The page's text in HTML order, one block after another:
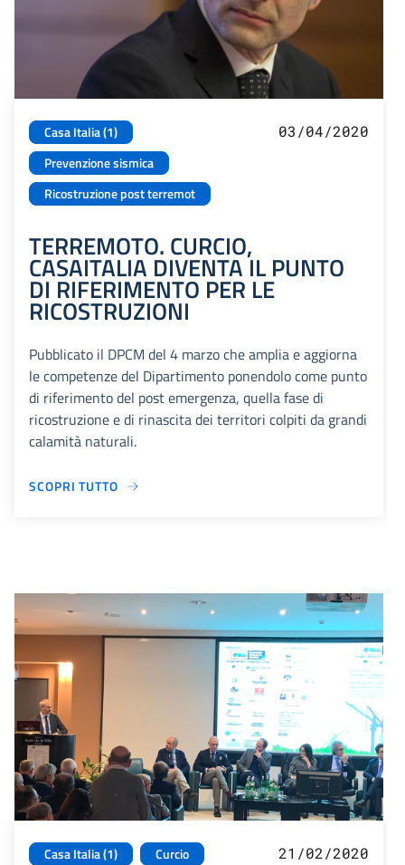
Casa Italia (1)
Prevenzione sismica
Ricostruzione post terremot
03/04/2020
TERREMOTO. CURCIO,
CASAITALIA DIVENTA IL PUNTO
DI RIFERIMENTO PER LE
RICOSTRUZIONI
Pubblicato il DPCM del 4 marzo che amplia e aggiorna
le competenze del Dipartimento ponendolo come punto
di riferimento del post emergenza, quella fase di
ricostruzione e di rinascita dei territori colpiti da grandi
calamità naturali.
SCOPRI TUTTO
Casa Italia (1)
Curcio
21/02/2020